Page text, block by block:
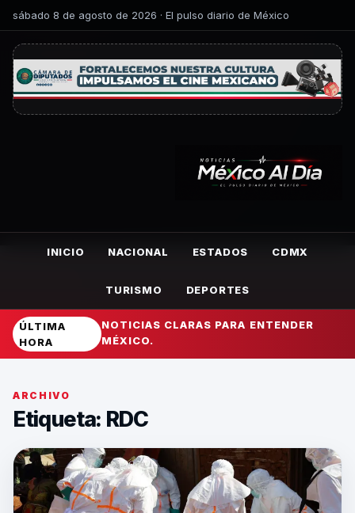
sábado 8 de agosto de 2026 · El pulso diario de México
INICIO NACIONAL ESTADOS CDMX
TURISMO DEPORTES
ÚLTIMA
HORA
NOTICIAS CLARAS PARA ENTENDER
MÉXICO.
ARCHIVO
Etiqueta: RDC